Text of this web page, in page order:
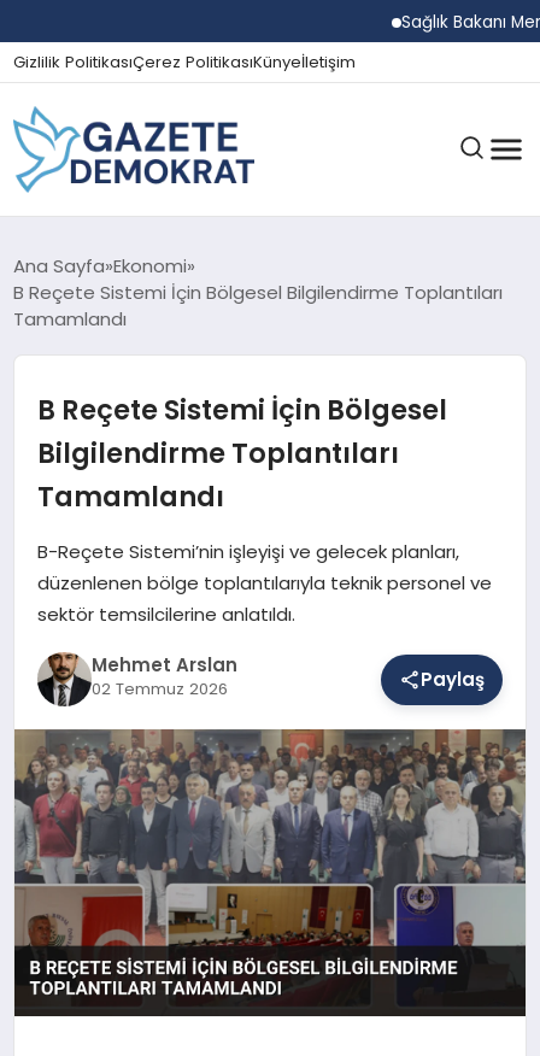
Sağlık Bakanı
Gizlilik PolitikasıÇerez PolitikasıKünyeİletişim
GÜNDEM
EKONOMI
SPOR
SAĞLIK
EĞITIM
DÜNYA
YAŞAM
Ana Sayfa Ekonomi
B Reçete Sistemi İçin Bölgesel Bilgilendirme Toplantıları
Tamamlandı
B Reçete Sistemi İçin Bölgesel
Bilgilendirme Toplantıları
Tamamlandı
B-Reçete Sistemi’nin işleyişi ve gelecek planları,
düzenlenen bölge toplantılarıyla teknik personel ve
sektör temsilcilerine anlatıldı.
Mehmet Arslan
02 Temmuz 2026 Paylaş